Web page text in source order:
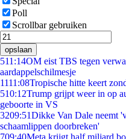
Poll
Scrollbar gebruiken
opslaan
511:14OM eist TBS tegen
aardappelschilmesje
1111:08Tropische hitte keert
510:12Trump grijpt weer in op
geboorte in VS
3209:51Dikke Van Dale neemt
schaamlippen doorbreken'
709:40Meta krijgt half miljard